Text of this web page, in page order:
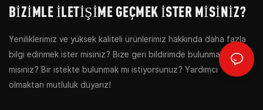
BIZIMLE ILETIŞIME GEÇMEK ISTER MISINIZ?
Yeniliklerimiz ve yüksek kaliteli ürünlerimiz hakkında daha fazla
bilgi edinmek ister misiniz? Bize geri bildirimde bulunmak ister
misiniz? Bir istekte bulunmak mı istiyorsunuz? Yardımcı
olmaktan mutluluk duyarız!